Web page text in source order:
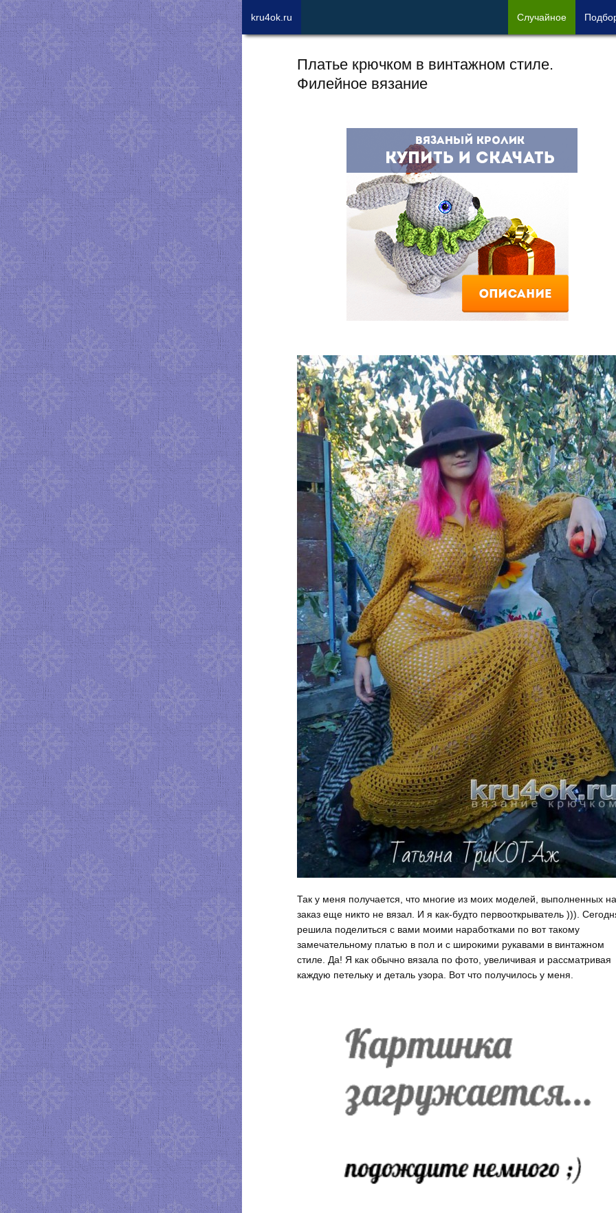
Платье крючком в винтажном стиле.
Филейное вязание
Так у меня получается, что многие из моих моделей, выполненных на
заказ еще никто не вязал. И я как-будто первооткрыватель ))).
решила поделиться с вами моими наработками по вот такому
замечательному платью в пол и с широкими рукавами в винтажном
стиле. Да! Я как обычно вязала по фото, увеличивая и рассматривая
каждую петельку и деталь узора. Вот что получилось у меня.
kru4ok.ru Случайное Под